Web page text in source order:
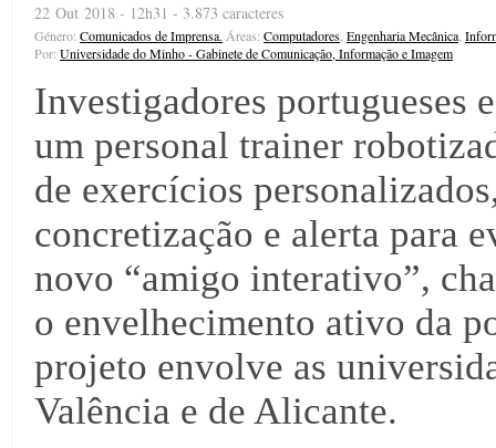
22 Out 2018 - 12h31 - 3.873 caracteres
Género: Comunicados de Imprensa. Áreas: Computadores Engenharia Mecânica
Por: Universidade do Minho - Gabinete de Comunicação, Informação e Imagem
Investigadores portugueses
um personal trainer
de exercícios
concretização e alerta para
novo “amigo interativo”,
o envelhecimento ativo da
projeto envolve as
Valência e de Alicante.